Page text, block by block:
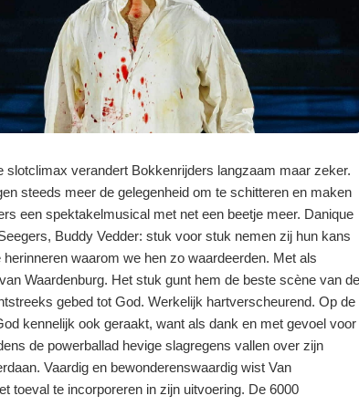
slotclimax verandert Bokkenrijders langzaam maar zeker.
steeds meer de gelegenheid om te schitteren en maken
een spektakelmusical met net een beetje meer. Danique
Buddy Vedder: stuk voor stuk nemen zij hun kans
waarom we hen zo waardeerden. Met als
Waardenburg. Het stuk gunt hem de beste scène van de
gebed tot God. Werkelijk hartverscheurend. Op de
kennelijk ook geraakt, want als dank en met gevoel voor
de powerballad hevige slagregens vallen over zijn
Vaardig en bewonderenswaardig wist Van
toeval te incorporeren in zijn uitvoering. De 6000